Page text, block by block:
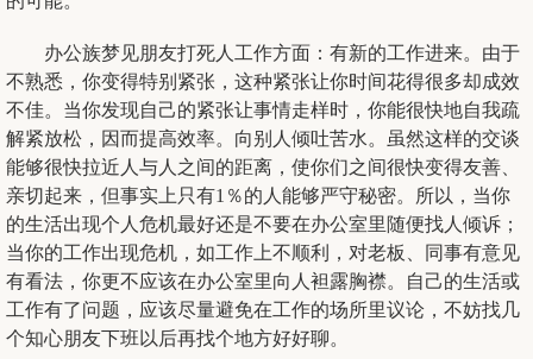
办公族梦见朋友打死人工作方面：有新的工作进来。由于
不熟悉，你变得特别紧张，这种紧张让你时间花得很多却成效
不佳。当你发现自己的紧张让事情走样时，你能很快地自我疏
解紧放松，因而提高效率。向别人倾吐苦水。虽然这样的交谈
能够很快拉近人与人之间的距离，使你们之间很快变得友善、
亲切起来，但事实上只有1％的人能够严守秘密。所以，当你
的生活出现个人危机最好还是不要在办公室里随便找人倾诉；
当你的工作出现危机，如工作上不顺利，对老板、同事有意见
有看法，你更不应该在办公室里向人袒露胸襟。自己的生活或
工作有了问题，应该尽量避免在工作的场所里议论，不妨找几
个知心朋友下班以后再找个地方好好聊。